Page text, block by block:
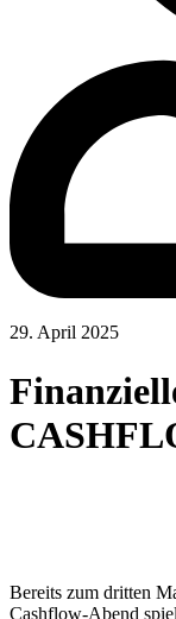
29. April 2025
Bereits zum dritten
Cashflow-Abend